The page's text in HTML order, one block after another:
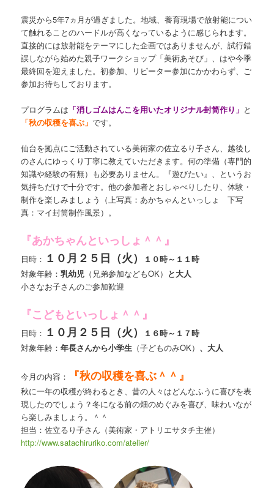
震災から5年7ヵ月が過ぎました。地域、養育現場で放射能につい
て触れることのハードルが高くなっているように感じられます。
直接的には放射能をテーマにした企画ではありませんが、試行錯
誤しながら始めた親子ワークショップ「美術あそび」、はや今季
最終回を迎えました。初参加、リピーター参加にかかわらず、ご
参加お待ちしております。
プログラムは 「消しゴムはんこを用いたオリジナル封筒作り」 と
「秋の収穫を喜ぶ」です。
仙台を拠点にご活動されている美術家の佐立るり子さん、越後し
のさんにゆっくり丁寧に教えていただきます。何の準備（専門的
知識や経験の有無）も必要ありません。『遊びたい』、というお
気持ちだけで十分です。他の参加者とおしゃべりしたり、体験・
制作を楽しみましょう（上写真：あかちゃんといっしょ 下写
真：マイ封筒制作風景）。
『あかちゃんといっしょ＾＾』
日時： １０月２５日（火）
１０時～１１時
対象年齢：乳幼児 （兄弟参加などもOK） と大人
小さなお子さんのご参加歓迎
『こどもといっしょ＾＾』
日時： １０月２５日（火）
１６時～１７時
対象年齢：年長さんから小学生 （子どものみOK） 、 大人
今月の内容： 『秋の収穫を喜ぶ＾＾』
秋に一年の収穫が終わるとき、昔の人々はどんなふうに喜びを表
現したのでしょう？冬になる前の畑のめぐみを喜び、味わいなが
ら楽しみましょう。＾＾
担当：佐立るり子さん（美術家・アトリエサタチ主催）
http://www.satachiruriko.com/atelier/